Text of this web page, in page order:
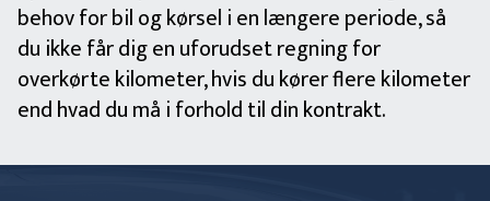
behov for bil og kørsel i en længere periode, så
du ikke får dig en uforudset regning for
overkørte kilometer, hvis du kører flere kilometer
end hvad du må i forhold til din kontrakt.